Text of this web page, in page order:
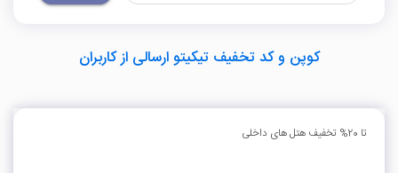
کوپن و کد تخفیف تیکیتو ارسالی از کاربران
تا 20% تخفیف هتل های داخلی